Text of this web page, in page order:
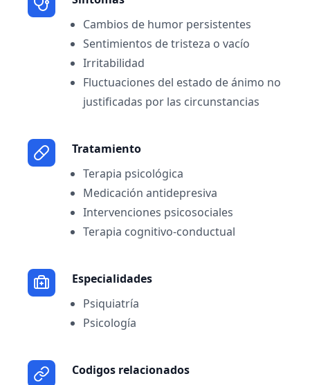
Cambios de humor persistentes
Sentimientos de tristeza o vacío
Irritabilidad
Fluctuaciones del estado de ánimo no
justificadas por las circunstancias
Tratamiento
Terapia psicológica
Medicación antidepresiva
Intervenciones psicosociales
Terapia cognitivo-conductual
Especialidades
Psiquiatría
Psicología
Codigos relacionados